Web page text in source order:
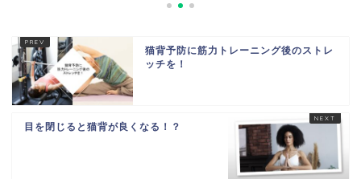
猫背予防に筋力トレーニング後のストレ
ッチを！
目を閉じると猫背が良くなる！？